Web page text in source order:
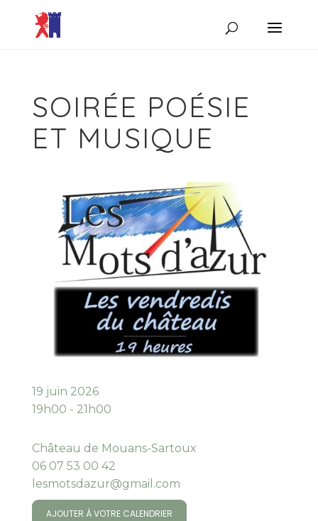
SOIRÉE POÉSIE
ET MUSIQUE
19 juin 2026
19h00 - 21h00
Château de Mouans-Sartoux
06 07 53 00 42
lesmotsdazur@gmail.com
AJOUTER À VOTRE CALENDRIER